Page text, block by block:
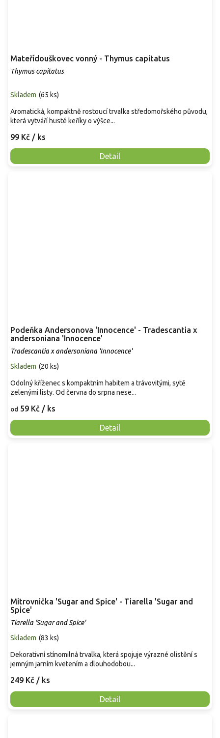
Mateřídouškovec vonný - Thymus capitatus
Thymus capitatus
Skladem (65 ks)
99 Kč / ks
Detail
Aromatická, kompaktně rostoucí trvalka středomořského původu,
která vytváří husté keříky o výšce...
Podeňka Andersonova 'Innocence' - Tradescantia x
andersoniana 'Innocence'
Tradescantia x andersoniana 'Innocence'
Skladem (20 ks)
od 59 Kč / ks
Detail
Odolný kříženec s kompaktním habitem a trávovitými, sytě
zelenými listy. Od června do srpna nese...
Mitrovnička 'Sugar and Spice' - Tiarella 'Sugar and
Spice'
Tiarella 'Sugar and Spice'
Skladem (83 ks)
249 Kč / ks
Detail
Dekorativní stínomilná trvalka, která spojuje výrazné olistění s
jemným jarním kvetením a dlouhodobou...